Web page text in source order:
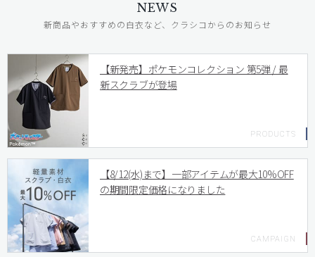
NEWS
新商品やおすすめの白衣など、クラシコからのお知らせ
【新発売】ポケモンコレクション 第5弾 / 最
新スクラブが登場
【8/12(水)まで】一部アイテムが最大10%OFF
の期間限定価格になりました